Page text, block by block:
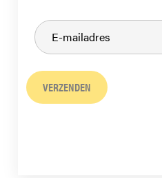
VERZENDEN